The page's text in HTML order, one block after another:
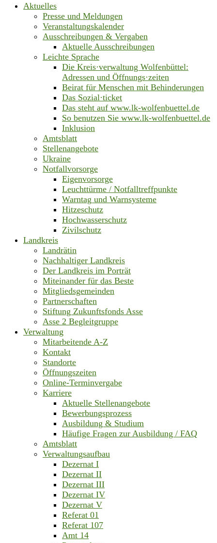
Aktuelles
Presse und Meldungen
Veranstaltungskalender
Ausschreibungen & Vergaben
Aktuelle Ausschreibungen
Leichte Sprache
Die Kreis·verwaltung Wolfenbüttel:
Adressen und Öffnungs·zeiten
Beirat für Menschen mit Behinderungen
Das Sozial·ticket
Das steht auf www.lk-wolfenbuettel.de
So benutzen Sie www.lk-wolfenbuettel.de
Inklusion
Amtsblatt
Stellenangebote
Ukraine
Notfallvorsorge
Eigenvorsorge
Leuchttürme / Notfalltreffpunkte
Warntag und Warnsysteme
Hitzeschutz
Hochwasserschutz
Zivilschutz
Landkreis
Landrätin
Nachhaltiger Landkreis
Der Landkreis im Porträt
Miteinander für das Beste
Mitgliedsgemeinden
Partnerschaften
Stiftung Zukunftsfonds Asse
Asse 2 Begleitgruppe
Verwaltung
Mitarbeitende A-Z
Kontakt
Standorte
Öffnungszeiten
Online-Terminvergabe
Karriere
Aktuelle Stellenangebote
Bewerbungsprozess
Ausbildung & Studium
Häufige Fragen zur Ausbildung / FAQ
Amtsblatt
Verwaltungsaufbau
Dezernat I
Dezernat II
Dezernat III
Dezernat IV
Dezernat V
Referat 01
Referat 107
Amt 14